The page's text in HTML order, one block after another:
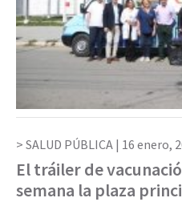
SALUD PÚBLICA | 16 enero,
El tráiler de
semana la plaza